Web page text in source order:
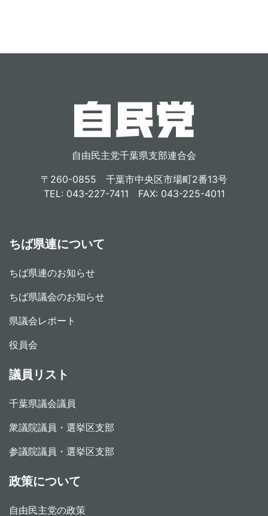
自由民主党千葉県支部連合会
〒260-0855 千葉市中央区市場町2番13号
TEL: 043-227-7411 FAX: 043-225-4011
ちば県連について
ちば県連のお知らせ
ちば県議会のお知らせ
県議会レポート
役員会
議員リスト
千葉県議会議員
衆議院議員・選挙区支部
参議院議員・選挙区支部
政策について
自由民主党の政策